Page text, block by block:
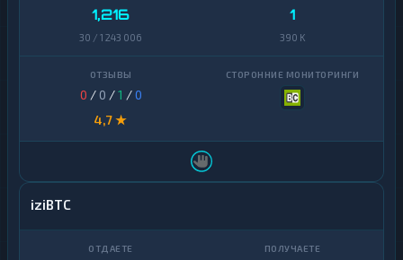
1,216
30 / 1 243 006
1
390 K
0 / 0 /1 /0
4,7 ★
iziBTC